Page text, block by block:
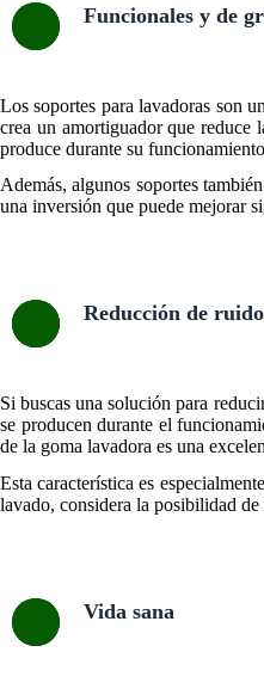
Funcionales y de
Los soportes para lavadoras son
crea un amortiguador que reduce
produce durante su
Además, algunos soportes
una inversión que puede mejorar
Reducción de
Si buscas una solución para
se producen durante el
de la goma lavadora es una
Esta característica es
lavado, considera la posibilidad
Vida sana